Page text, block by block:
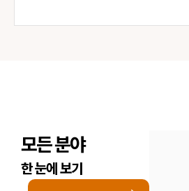
모든 분야
한 눈에 보기